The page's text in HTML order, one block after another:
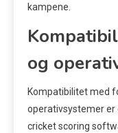
kampene.
og
Kompatibilitet med
operativsystemer er
cricket scoring